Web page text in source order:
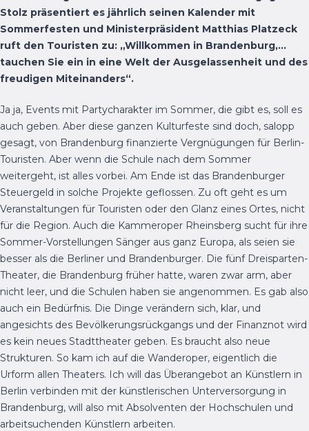
Stolz präsentiert es jährlich seinen Kalender mit
Sommerfesten und Ministerpräsident Matthias Platzeck
ruft den Touristen zu: „Willkommen in Brandenburg,…
tauchen Sie ein in eine Welt der Ausgelassenheit und des
freudigen Miteinanders“.
Ja ja, Events mit Partycharakter im Sommer, die gibt es, soll es
auch geben. Aber diese ganzen Kulturfeste sind doch, salopp
gesagt, von Brandenburg finanzierte Vergnügungen für Berlin-
Touristen. Aber wenn die Schule nach dem Sommer
weitergeht, ist alles vorbei. Am Ende ist das Brandenburger
Steuergeld in solche Projekte geflossen. Zu oft geht es um
Veranstaltungen für Touristen oder den Glanz eines Ortes, nicht
für die Region. Auch die Kammeroper Rheinsberg sucht für ihre
Sommer-Vorstellungen Sänger aus ganz Europa, als seien sie
besser als die Berliner und Brandenburger. Die fünf Dreisparten-
Theater, die Brandenburg früher hatte, waren zwar arm, aber
nicht leer, und die Schulen haben sie angenommen. Es gab also
auch ein Bedürfnis. Die Dinge verändern sich, klar, und
angesichts des Bevölkerungsrückgangs und der Finanznot wird
es kein neues Stadttheater geben. Es braucht also neue
Strukturen. So kam ich auf die Wanderoper, eigentlich die
Urform allen Theaters. Ich will das Überangebot an Künstlern in
Berlin verbinden mit der künstlerischen Unterversorgung in
Brandenburg, will also mit Absolventen der Hochschulen und
arbeitsuchenden Künstlern arbeiten.